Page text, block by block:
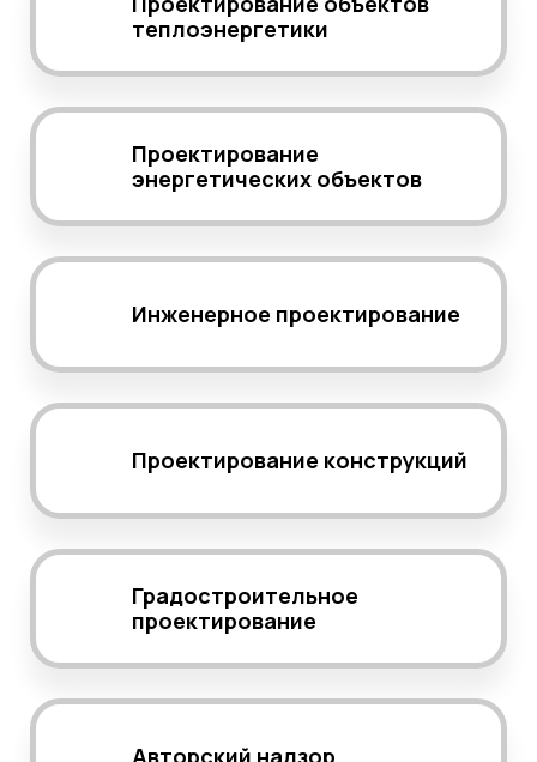
теплоэнергетики
Проектирование
энергетических объектов
Инженерное проектирование
Проектирование конструкций
Градостроительное
проектирование
Авторский надзор